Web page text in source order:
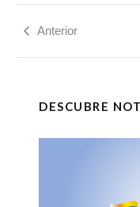
Anterior
DESCUBRE